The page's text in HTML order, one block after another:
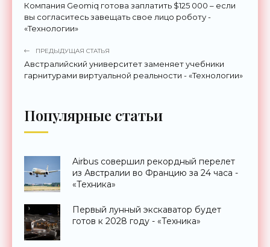
Компания Geomiq готова заплатить $125 000 – если
вы согласитесь завещать свое лицо роботу -
«Технологии»
ПРЕДЫДУЩАЯ СТАТЬЯ
Австралийский университет заменяет учебники
гарнитурами виртуальной реальности - «Технологии»
Популярные статьи
Airbus совершил рекордный перелет
из Австралии во Францию за 24 часа -
«Техника»
Первый лунный экскаватор будет
готов к 2028 году - «Техника»